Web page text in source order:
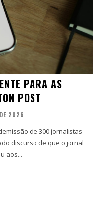
PARA AS
POST
2026
discurso de que o jornal
aos...